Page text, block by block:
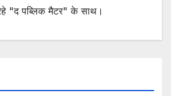
"द पब्लिक मैटर" के साथ।